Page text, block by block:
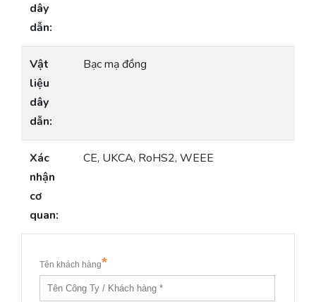
dây
dẫn:
Vật
liệu
dây
dẫn:
Bạc mạ đồng
Xác
nhận
cơ
quan:
CE, UKCA, RoHS2, WEEE